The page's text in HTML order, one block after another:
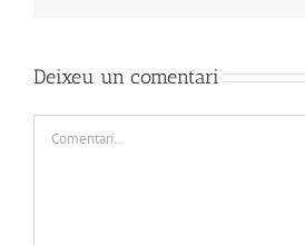
Deixeu un comentari